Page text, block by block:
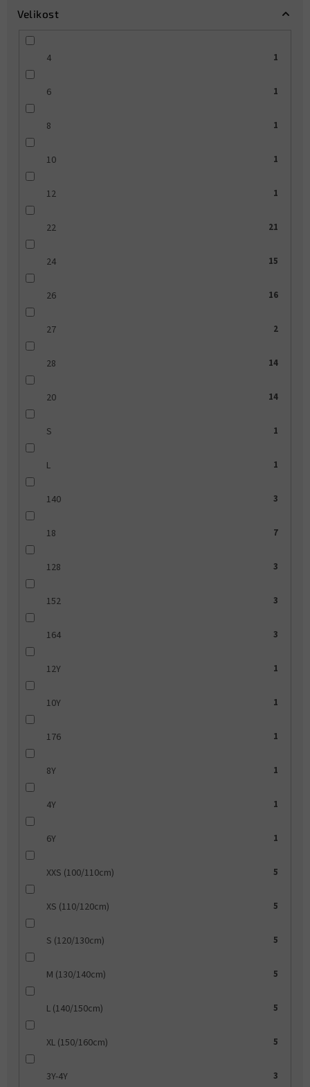
Velikost
4 1
6 1
8 1
10 1
12 1
22 21
24 15
26 16
27 2
28 14
20 14
S 1
L 1
140 3
18 7
128 3
152 3
164 3
12Y 1
10Y 1
176 1
8Y 1
4Y 1
6Y 1
XXS (100/110cm) 5
XS (110/120cm) 5
S (120/130cm) 5
M (130/140cm) 5
L (140/150cm) 5
XL (150/160cm) 5
3Y-4Y 3